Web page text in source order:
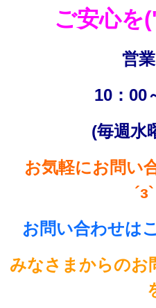
ご安心を
営
10：00
(毎週水
お気軽にお問い
お問い合わせは
みなさまからのお